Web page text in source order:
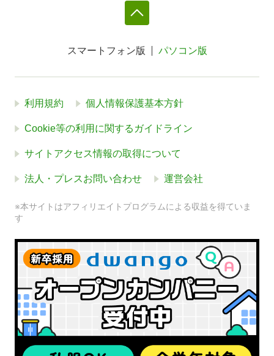
スマートフォン版 パソコン版
利用規約 個人情報保護基本方針
Cookie等の利用に関するガイドライン
サイトアクセス情報の取得について
法人・プレスお問い合わせ 運営会社
※本サイトはアフィリエイトプログラムによる収益を得ていま
す